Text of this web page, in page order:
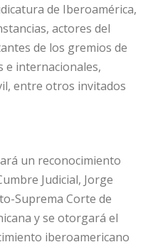
de Iberoamérica,
actores del
de los gremios de
e internacionales,
entre otros invitados
un reconocimiento
Judicial, Jorge
Suprema Corte de
y se otorgará el
iberoamericano